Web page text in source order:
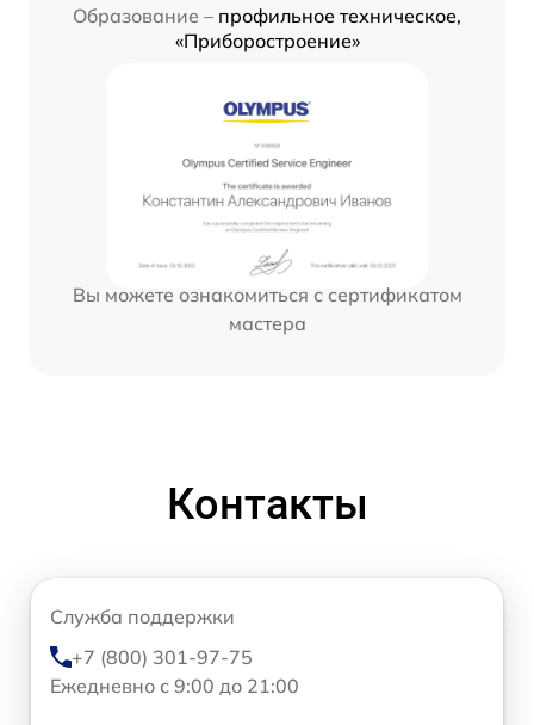
Образование – профильное техническое,
«Приборостроение»
Вы можете ознакомиться с сертификатом
мастера
Контакты
Служба поддержки
+7 (800) 301-97-75
Ежедневно с 9:00 до 21:00